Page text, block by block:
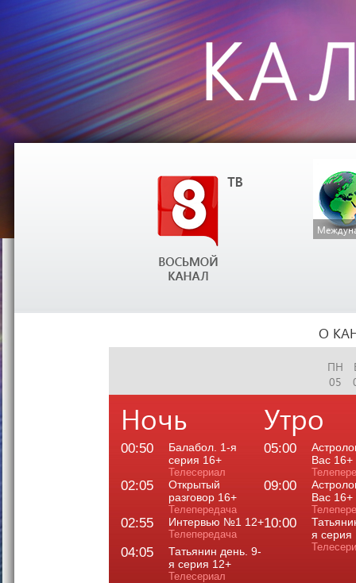
О
ПН
05
Ночь
00:50
Балабол. 1-я
серия 16+
Телесериал
02:05
Открытый
разговор 16+
Телепередача
02:55 Интервью №1 12+
Телепередача
04:05
Татьянин день. 9-
я серия 12+
Телесериал
Утро
05:00
Вас 16+
09:00
Вас 16+
10:00
я серия